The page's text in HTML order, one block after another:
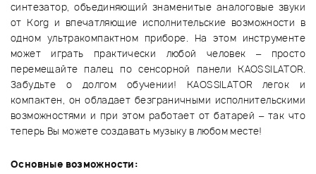
синтезатор, объединяющий знаменитые аналоговые звуки
от Korg и впечатляющие исполнительские возможности в
одном ультракомпактном приборе. На этом инструменте
может играть практически любой человек – просто
перемещайте палец по сенсорной панели KAOSSILATOR.
Забудьте о долгом обучении! KAOSSILATOR легок и
компактен, он обладает безграничными исполнительскими
возможностями и при этом работает от батарей – так что
теперь Вы можете создавать музыку в любом месте!
Основные возможности: